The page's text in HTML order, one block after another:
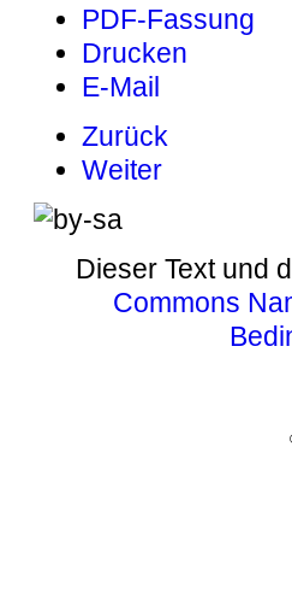
PDF-Fassung
Drucken
E-Mail
Zurück
Weiter
Dieser Text und
Commons